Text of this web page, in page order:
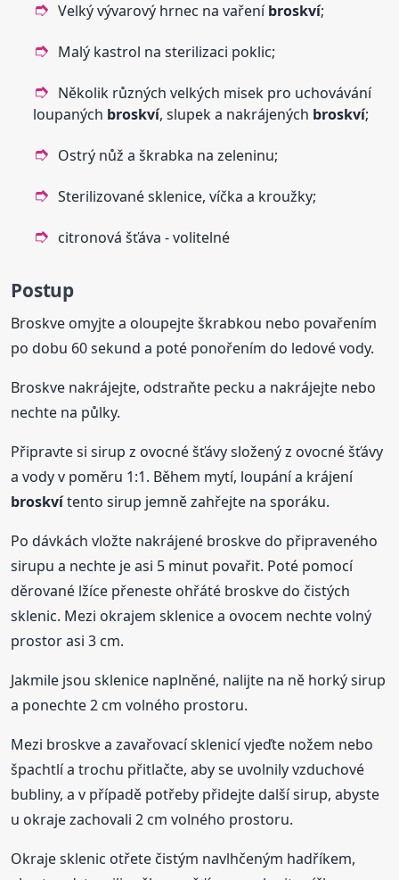
Velký vývarový hrnec na vařeníbroskví;
Malý kastrol na sterilizaci poklic;
Několik různých velkých misek pro uchovávání
loupaných broskví, slupek a nakrájených broskví;
Ostrý nůž a škrabka na zeleninu;
Sterilizované sklenice, víčka a kroužky;
citronová šťáva - volitelné
Postup
Broskve omyjte a oloupejte škrabkou nebo povařením
po dobu 60 sekund a poté ponořením do ledové vody.
Broskve nakrájejte, odstraňte pecku a nakrájejte nebo
nechte na půlky.
Připravte si sirup z ovocné šťávy složený z ovocné šťávy
a vody v poměru 1:1. Během mytí, loupání a krájení
broskvítento sirup jemně zahřejte na sporáku.
Po dávkách vložte nakrájené broskve do připraveného
sirupu a nechte je asi 5 minut povařit. Poté pomocí
děrované lžíce přeneste ohřáté broskve do čistých
sklenic. Mezi okrajem sklenice a ovocem nechte volný
prostor asi 3 cm.
Jakmile jsou sklenice naplněné, nalijte na ně horký sirup
a ponechte 2 cm volného prostoru.
Mezi broskve a zavařovací sklenicí vjeďte nožem nebo
špachtlí a trochu přitlačte, aby se uvolnily vzduchové
bubliny, a v případě potřeby přidejte další sirup, abyste
u okraje zachovali 2 cm volného prostoru.
Okraje sklenic otřete čistým navlhčeným hadříkem,